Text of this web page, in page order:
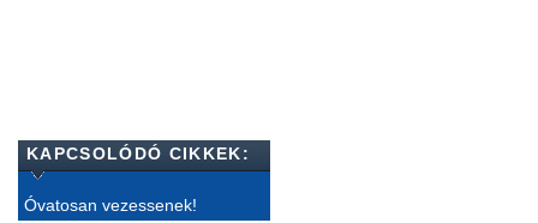
KAPCSOLÓDÓ CIKKEK:
Óvatosan vezessenek!